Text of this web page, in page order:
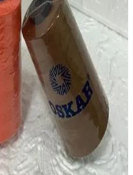
yumuşaklık, dayanıklılık
Her iki ürün de farklı renk ve
katıyor.
İplikleri Detaylı
kaliteli polyester içerikli 5
ve çeşitli projelere
uzun ömürlüdür.
Tığ ile Tulip Silikon